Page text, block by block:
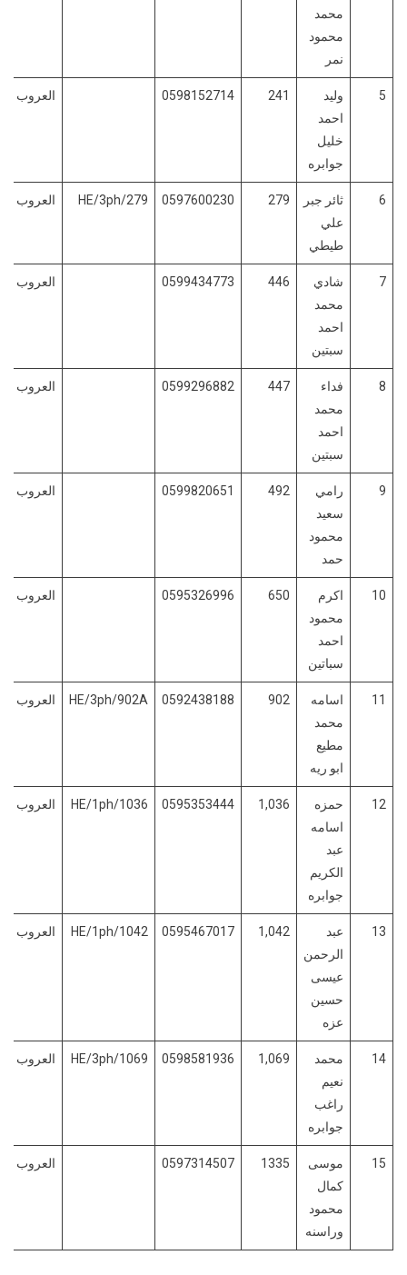
محمد
محمود
نمر
5
وليد
احمد
خليل
جوابره
241
0598152714 العروب
6
ثائر جبر
علي
طيطي
279
0597600230
HE/3ph/279 العروب
7
شادي
محمد
احمد
سبتين
446
0599434773 العروب
8
فداء
محمد
احمد
سبتين
447
0599296882 العروب
9
رامي
سعيد
محمود
حمد
492
0599820651 العروب
10
اكرم
محمود
احمد
سباتين
650
0595326996 العروب
11
اسامه
محمد
مطيع
ابو ريه
902
0592438188
HE/3ph/902A العروب
12
حمزه
اسامه
عبد
الكريم
جوابره
1,036
0595353444
HE/1ph/1036 العروب
13
عبد
الرحمن
عيسى
حسين
عزه
1,042
0595467017
HE/1ph/1042 العروب
14
محمد
نعيم
راغب
جوابره
1,069
0598581936
HE/3ph/1069 العروب
15
موسى
كمال
محمود
وراسنه
1335
0597314507 العروب